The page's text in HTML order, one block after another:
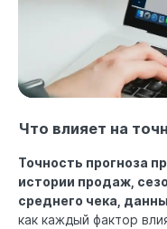
Что влияет на
Точность прогноза
истории продаж,
среднего чека,
как каждый фактор